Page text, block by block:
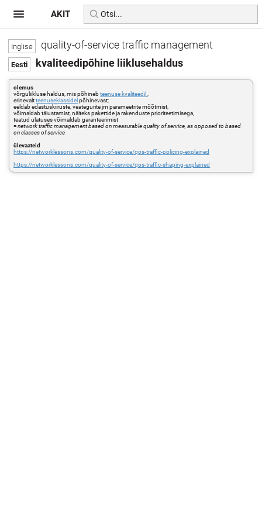
quality-of-service traffic management
kvaliteedipõhine liiklusehaldus
olemus
võrguliikluse haldus, mis põhinebteenuse kvaliteedil
erinevaltteenuseklassidel põhinevast;
eeldab edastuskiiruste, veategurite jm parameetrite mõõtmist,
võimaldab täiustamist, näiteks pakettide ja rakenduste prioriteetimisega,
teatud ulatuses võimaldab garanteerimist
=network traffic management based on measurable quality of service, as opposed to based
on classes of service
ülevaateid
https://networklessons.com/quality-of-service/qos-traffic-policing-explained
https://networklessons.com/quality-of-service/qos-traffic-shaping-explained
AKIT